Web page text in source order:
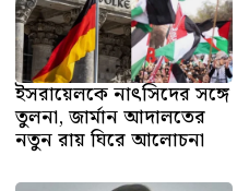
ইসরায়েলকে নাৎসিদের সঙ্গে
তুলনা, জার্মান আদালতের
নতুন রায় ঘিরে আলোচনা